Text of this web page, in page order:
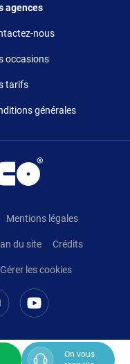
On vous
agences
nous
occasions
tarifs
générales
Mentions légales
du site Crédits
Gérer les cookies